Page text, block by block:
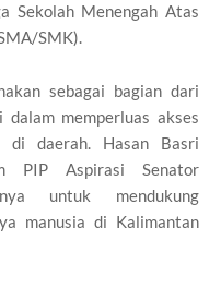
Sekolah Menengah Atas
SMK).
sebagai bagian dari
memperluas akses
di daerah. Hasan Basri
PIP Aspirasi Senator
untuk mendukung
manusia di Kalimantan